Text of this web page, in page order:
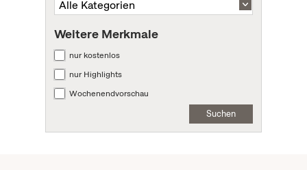
Weitere Merkmale
nur kostenlos
nur Highlights
Wochenendvorschau
Suchen